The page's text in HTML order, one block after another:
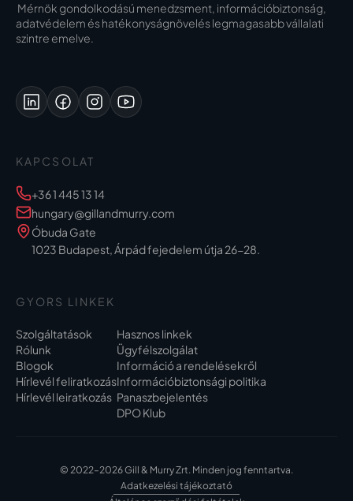
Mérnök gondolkodású menedzsment, információbiztonság,
adatvédelem és hatékonyságnövelés legmagasabb vállalati
szintre emelve.
KAPCSOLAT
+36 1 445 13 14
hungary@gillandmurry.com
Óbuda Gate
1023 Budapest, Árpád fejedelem útja 26-28.
GYORS LINKEK
Szolgáltatások
Rólunk
Blogok
Hírlevél feliratkozás
Hírlevél leiratkozás
Hasznos linkek
Ügyfélszolgálat
Információ a rendelésekről
Információbiztonsági politika
Panaszbejelentés
DPO Klub
© 2022–2026 Gill & Murry Zrt. Minden jog fenntartva.
Adatkezelési tájékoztató